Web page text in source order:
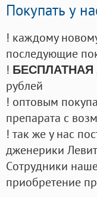
Покупать у
! каждому
последующие
! БЕСПЛАТНАЯ
рублей
! оптовым
препарата с
! так же у нас
дженерики
Cотрудники
приобретение